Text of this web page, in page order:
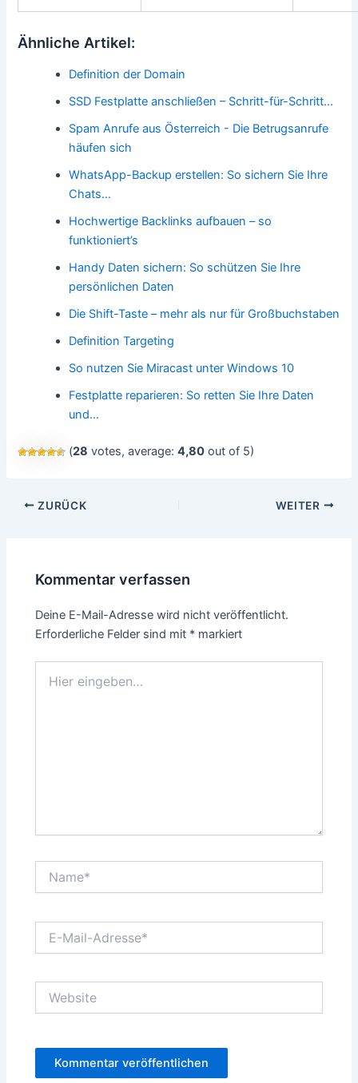
Ähnliche Artikel:
Definition der Domain
SSD Festplatte anschließen – Schritt-für-Schritt…
Spam Anrufe aus Österreich - Die Betrugsanrufe
häufen sich
WhatsApp-Backup erstellen: So sichern Sie Ihre
Chats…
Hochwertige Backlinks aufbauen – so
funktioniert’s
Handy Daten sichern: So schützen Sie Ihre
persönlichen Daten
Die Shift-Taste – mehr als nur für Großbuchstaben
Definition Targeting
So nutzen Sie Miracast unter Windows 10
Festplatte reparieren: So retten Sie Ihre Daten
und…
(28 votes, average:4,80 out of 5)
Beitragsnavigation
ZURÜCK WEITER
Kommentar verfassen
Deine E-Mail-Adresse wird nicht veröffentlicht.
Erforderliche Felder sind mit * markiert
eingeben…
Mail-